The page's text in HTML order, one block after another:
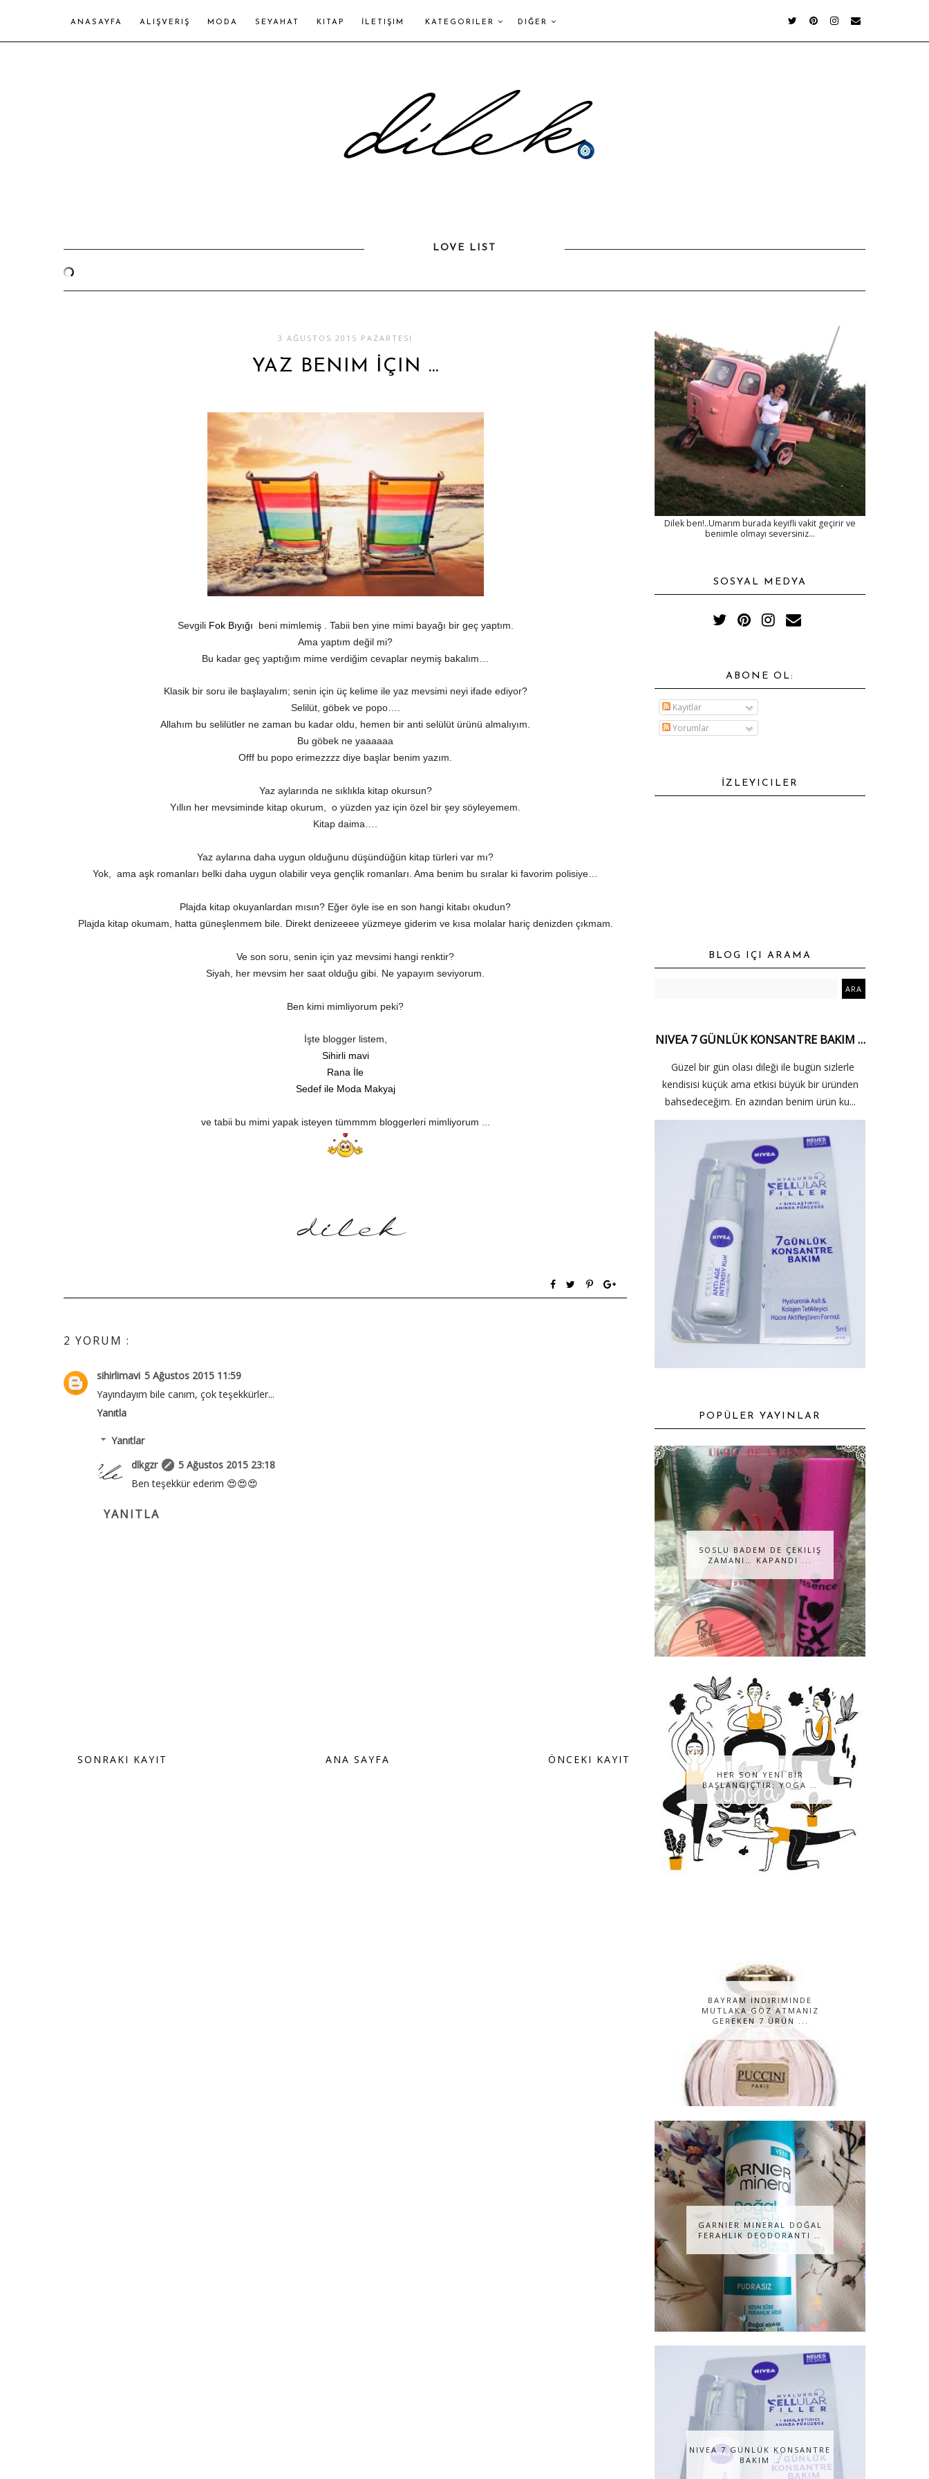
ANASAYFA ALIŞVERIŞ MODA SEYAHAT KITAP İLETIŞIM KATEGORILER DIĞER
LOVE LIST
3 AĞUSTOS 2015 PAZARTESI
YAZ BENIM İÇIN ...
Sevgili Fok Bıyığı
beni mimlemiş . Tabii ben yine mimi bayağı bir geç yaptım.
Ama yaptım değil mi?
Bu kadar geç yaptığım mime verdiğim cevaplar neymiş bakalım…
Klasik bir soru ile başlayalım; senin için üç kelime ile yaz mevsimi neyi ifade ediyor?
Selilüt, göbek ve popo….
Allahım bu selilütler ne zaman bu kadar oldu, hemen bir anti selülüt ürünü almalıyım.
Bu göbek ne yaaaaaa
Offf bu popo erimezzzz diye başlar benim yazım.
Yaz aylarında ne sıklıkla kitap okursun?
Yıllın her mevsiminde kitap okurum, o yüzden yaz için özel bir şey söyleyemem.
Kitap daima….
Yaz aylarına daha uygun olduğunu düşündüğün kitap türleri var mı?
Yok, ama aşk romanları belki daha uygun olabilir veya gençlik romanları. Ama benim bu sıralar ki favorim polisiye…
Plajda kitap okuyanlardan mısın? Eğer öyle ise en son hangi kitabı okudun?
Plajda kitap okumam, hatta güneşlenmem bile. Direkt denizeeee yüzmeye giderim ve kısa molalar hariç denizden çıkmam.
Ve son soru, senin için yaz mevsimi hangi renktir?
Siyah, her mevsim her saat olduğu gibi. Ne yapayım seviyorum.
Ben kimi mimliyorum peki?
İşte blogger listem,
Sihirli mavi
Rana İle
Sedef ile Moda Makyaj
ve tabii bu mimi yapak isteyen tümmmm bloggerleri mimliyorum ...
2 YORUM :
sihirlimavi 5 Ağustos 2015 11:59
Yayındayım bile canım, çok teşekkürler...
Yanıtla
Yanıtlar
dlkgzr
5 Ağustos 2015 23:18
Ben teşekkür ederim 😍😍😍
YANITLA
SONRAKI KAYIT ÖNCEKI KAYIT
ANA SAYFA
Dilek ben!..Umarım burada keyifli vakit geçirir ve
benimle olmayı seversiniz...
SOSYAL MEDYA
ABONE OL:
Kayıtlar
Yorumlar
İZLEYICILER
BLOG IÇI ARAMA
NIVEA 7 GÜNLÜK KONSANTRE BAKIM …
Güzel bir gün olası dileği ile bugün sizlerle
kendisisi küçük ama etkisi büyük bir üründen
bahsedeceğim. En azından benim ürün ku...
POPÜLER YAYINLAR
SOSLU BADEM DE ÇEKILIŞ
ZAMANI… KAPANDI ...
HER SON YENİ BİR
BAŞLANGIÇTIR; YOGA …
BAYRAM İNDIRIMINDE
MUTLAKA GÖZ ATMANIZ
GEREKEN 7 ÜRÜN ...
GARNIER MINERAL DOĞAL
FERAHLIK DEODORANTI …
NIVEA 7 GÜNLÜK KONSANTRE
BAKIM …